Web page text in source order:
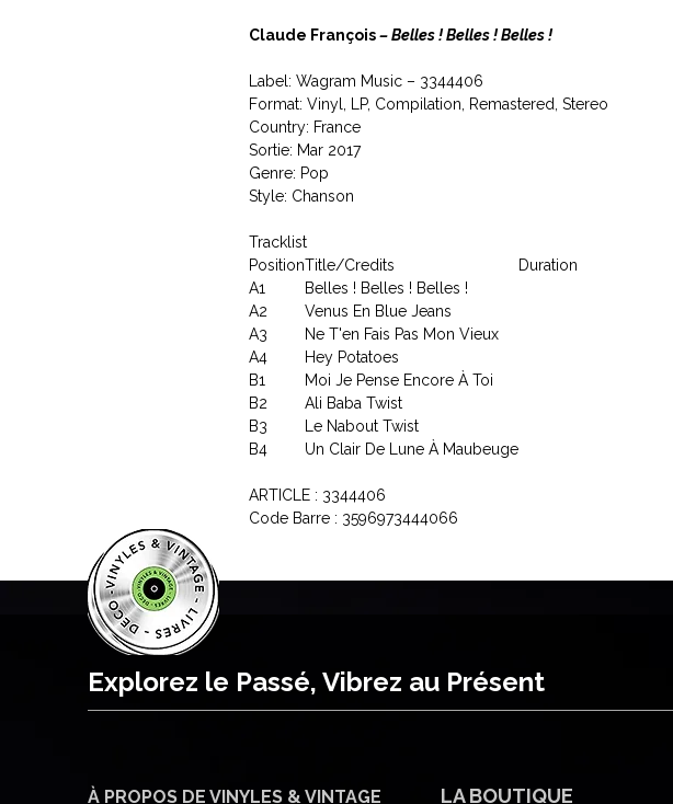
Claude François ‎– Belles ! Belles ! Belles !
Label: Wagram Music ‎– 3344406
Format: Vinyl, LP, Compilation, Remastered, Stereo
Country: France
Sortie: Mar 2017
Genre: Pop
Style: Chanson
Tracklist
PositionTitle/Credits
Duration
A1
Belles ! Belles ! Belles !
A2
Venus En Blue Jeans
A3
Ne T'en Fais Pas Mon Vieux
A4
Hey Potatoes
B1
Moi Je Pense Encore À Toi
B2
Ali Baba Twist
B3
Le Nabout Twist
B4
Un Clair De Lune À Maubeuge
ARTICLE : 3344406
Code Barre : 3596973444066
Explorez le Passé, Vibrez au Présent
À PROPOS DE VINYLES & VINTAGE LA BOUTIQUE